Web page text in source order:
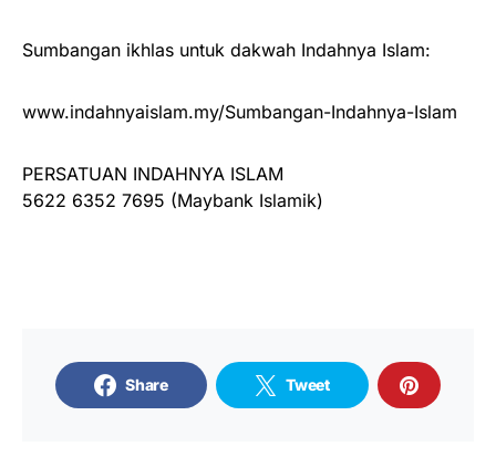
Sumbangan ikhlas untuk dakwah Indahnya Islam:
www.indahnyaislam.my/Sumbangan-Indahnya-Islam
PERSATUAN INDAHNYA ISLAM
5622 6352 7695 (Maybank Islamik)
Share Tweet